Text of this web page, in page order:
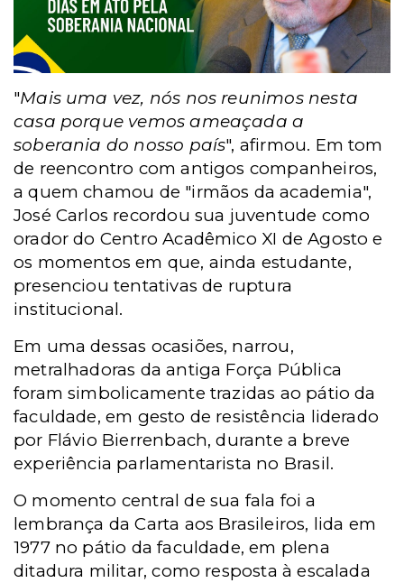
"Mais uma vez, nós nos reunimos nesta
casa porque vemos ameaçada a
soberania do nosso país", afirmou. Em tom
de reencontro com antigos companheiros,
a quem chamou de "irmãos da academia",
José Carlos recordou sua juventude como
orador do Centro Acadêmico XI de Agosto e
os momentos em que, ainda estudante,
presenciou tentativas de ruptura
institucional.
Em uma dessas ocasiões, narrou,
metralhadoras da antiga Força Pública
foram simbolicamente trazidas ao pátio da
faculdade, em gesto de resistência liderado
por Flávio Bierrenbach, durante a breve
experiência parlamentarista no Brasil.
O momento central de sua fala foi a
lembrança da Carta aos Brasileiros, lida em
1977 no pátio da faculdade, em plena
ditadura militar, como resposta à escalada